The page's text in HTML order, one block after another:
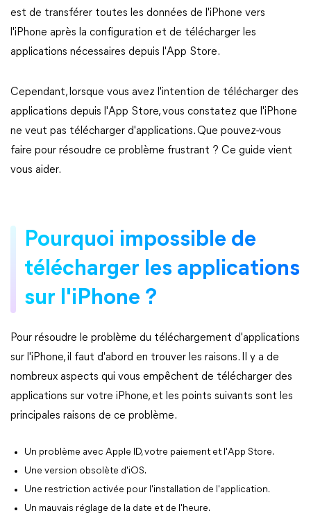
est de transférer toutes les données de l'iPhone vers
l'iPhone après la configuration et de télécharger les
applications nécessaires depuis l'App Store.
Cependant, lorsque vous avez l'intention de télécharger des
applications depuis l'App Store, vous constatez que l'iPhone
ne veut pas télécharger d'applications. Que pouvez-vous
faire pour résoudre ce problème frustrant ? Ce guide vient
vous aider.
Pourquoi impossible de
télécharger les applications
sur l'iPhone ?
Pour résoudre le problème du téléchargement d'applications
sur l'iPhone, il faut d'abord en trouver les raisons. Il y a de
nombreux aspects qui vous empêchent de télécharger des
applications sur votre iPhone, et les points suivants sont les
principales raisons de ce problème.
Un problème avec Apple ID, votre paiement et l'App Store.
Une version obsolète d'iOS.
Une restriction activée pour l'installation de l'application.
Un mauvais réglage de la date et de l'heure.